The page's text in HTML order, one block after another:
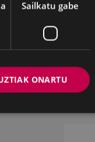
Sailkatu gabe
ONARTU